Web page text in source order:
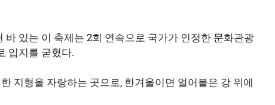
있는 이 축제는 2회 연속으로 국가가 인정한 문화관광
입지를 굳혔다.
지형을 자랑하는 곳으로, 한겨울이면 얼어붙은 강 위에